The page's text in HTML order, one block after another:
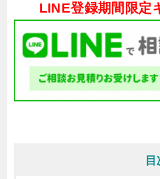
LINE登録期間限定
目